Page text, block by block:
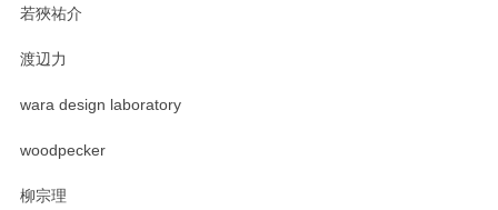
若狹祐介
渡辺力
wara design laboratory
woodpecker
柳宗理